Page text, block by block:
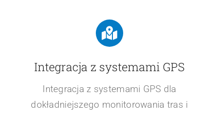
Integracja z systemami GPS
Integracja z systemami GPS dla
dokładniejszego monitorowania tras i